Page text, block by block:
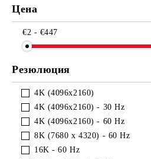
GUNNAR очила – компютърни и
геймърски
Цена
€2 - €447
Резюлюция
4K (4096x2160)
4K (4096x2160) - 30 Hz
4K (4096x2160) - 60 Hz
8K (7680 x 4320) - 60 Hz
16K - 60 Hz